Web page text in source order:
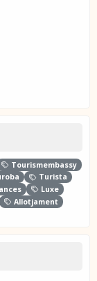
Tourismembassy
Turista
Luxe
Allotjament